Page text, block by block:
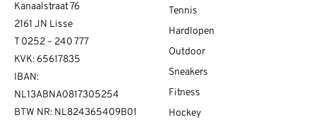
Kanaalstraat 76
2161 JN Lisse
T 0252 – 240 777
KVK: 65617835
IBAN:
NL13ABNA0817305254
BTW NR: NL824365409B01
Tennis
Hardlopen
Outdoor
Sneakers
Fitness
Hockey